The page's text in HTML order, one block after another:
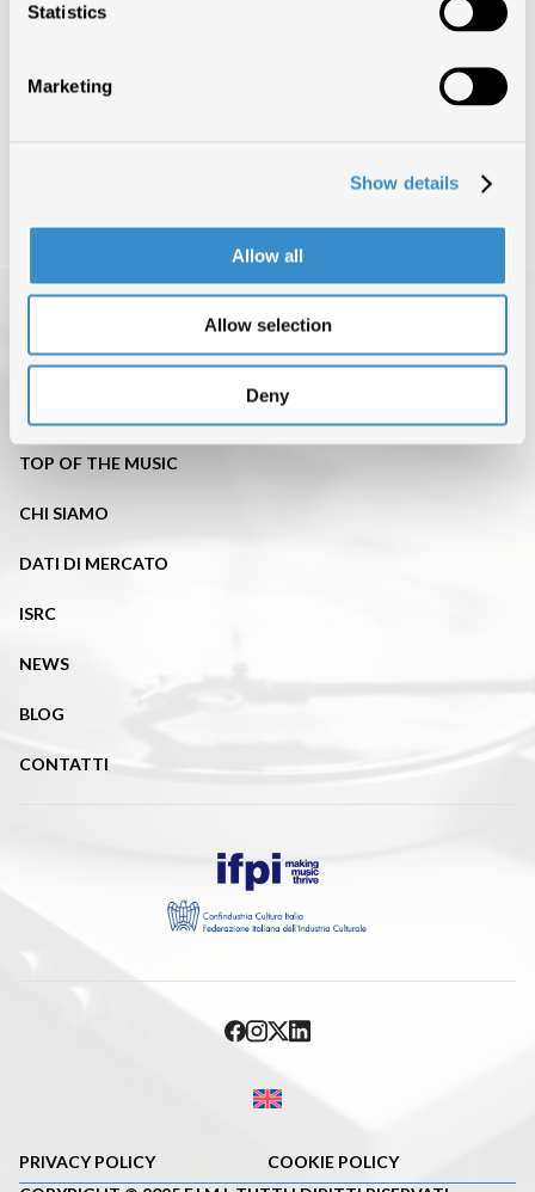
Statistics
Marketing
Show details
Allow all
Allow selection
Deny
TOP OF THE MUSIC
CHI SIAMO
DATI DI MERCATO
ISRC
NEWS
BLOG
CONTATTI
PRIVACY POLICY
COOKIE POLICY